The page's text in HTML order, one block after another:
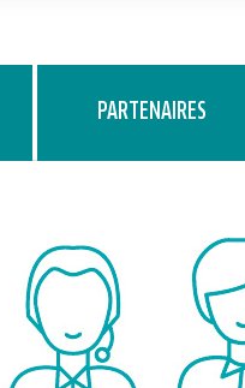
PARTENAIRES